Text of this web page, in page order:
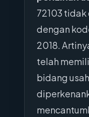
72103
dengan
2018.
telah
bidang